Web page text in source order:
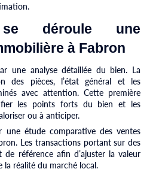
se déroule une
à Fabron
une analyse détaillée du bien. La
des pièces, l’état général et les
avec attention. Cette première
les points forts du bien et les
ou à anticiper.
une étude comparative des ventes
Les transactions portant sur des
de référence afin d’ajuster la valeur
la réalité du marché local.